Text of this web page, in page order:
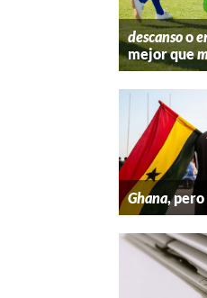
descansoo
mejor que
Ghana,